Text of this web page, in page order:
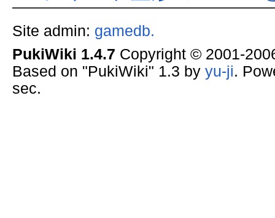
Site admin: gamedb.
PukiWiki 1.4.7 Copyright © 2001-
Based on "PukiWiki" 1.3 by yu-ji.
sec.